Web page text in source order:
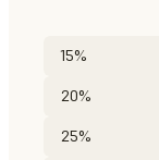
15%
20%
25%